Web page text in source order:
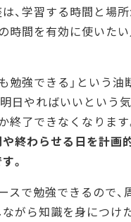
、学習する時間と場
時間を有効に使いた
勉強できる」という
日やればいいという
終了できなくなります
終わらせる日を計画
。
スで勉強できるので
がら知識を身につけ